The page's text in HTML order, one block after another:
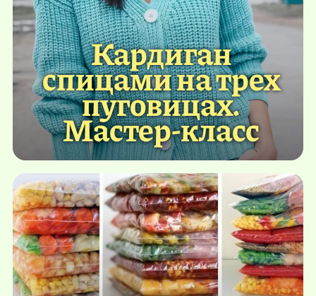
Кардиган
спицами на трех
пуговицах.
Мастер-класс